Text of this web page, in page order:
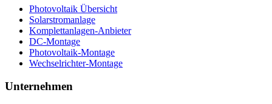
Photovoltaik Übersicht
Solarstromanlage
Komplettanlagen-Anbieter
DC-Montage
Photovoltaik-Montage
Wechselrichter-Montage
Unternehmen